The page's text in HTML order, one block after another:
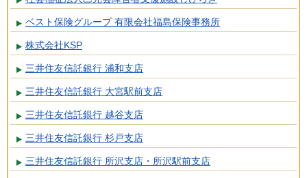
ベスト保険グループ 有限会社福島保険事務所
株式会社KSP
三井住友信託銀行 浦和支店
三井住友信託銀行 大宮駅前支店
三井住友信託銀行 越谷支店
三井住友信託銀行 杉戸支店
三井住友信託銀行 所沢支店・所沢駅前支店